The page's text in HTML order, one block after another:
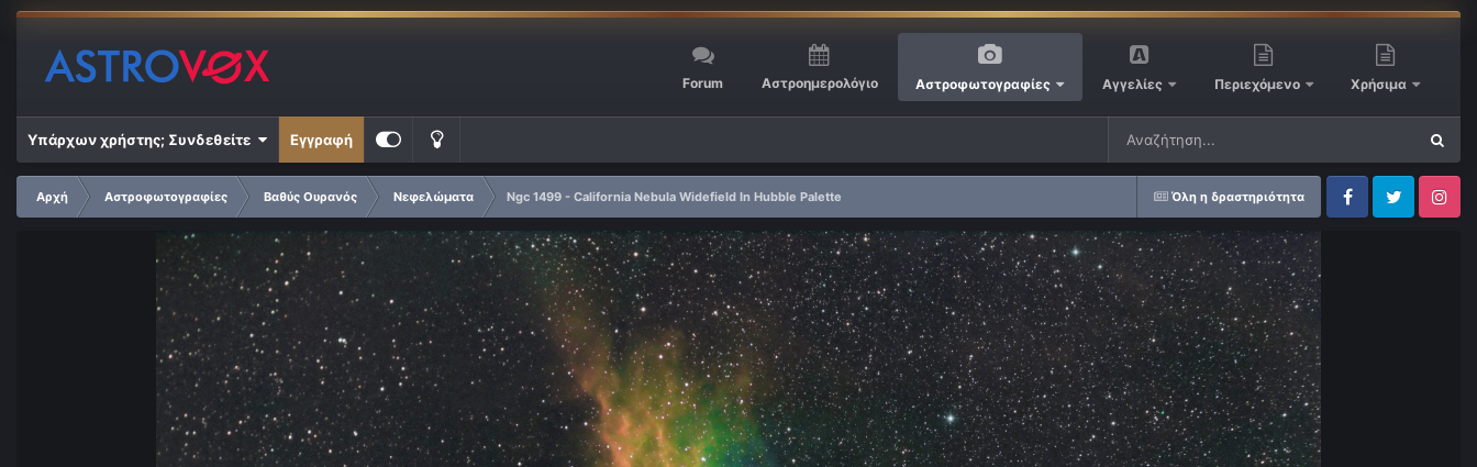
Forum Αστροημερολόγιο Αστροφωτογραφίες Αγγελίες Περιεχόμενο Χρήσιμα
Υπάρχων χρήστης; Συνδεθείτε Εγγραφή
Όλη η δραστηριότητα
Αρχή Αστροφωτογραφίες Βαθύς Ουρανός Νεφελώματα
Ngc 1499 - California Nebula Widefield In Hubble Palette
FacebookTwitter Instagram